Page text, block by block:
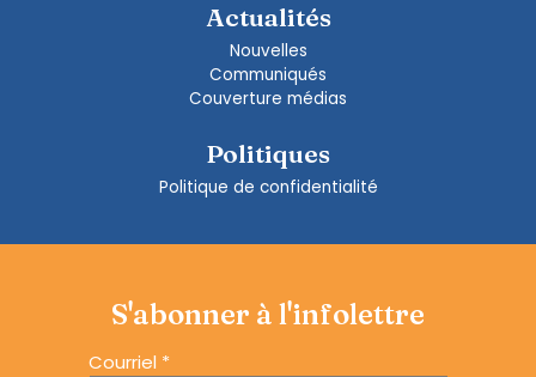
Actualités
Nouvelles
Communiqués
Couverture médias
Politiques
Politique de confidentialité
S'abonner à l'infolettre
Courriel *